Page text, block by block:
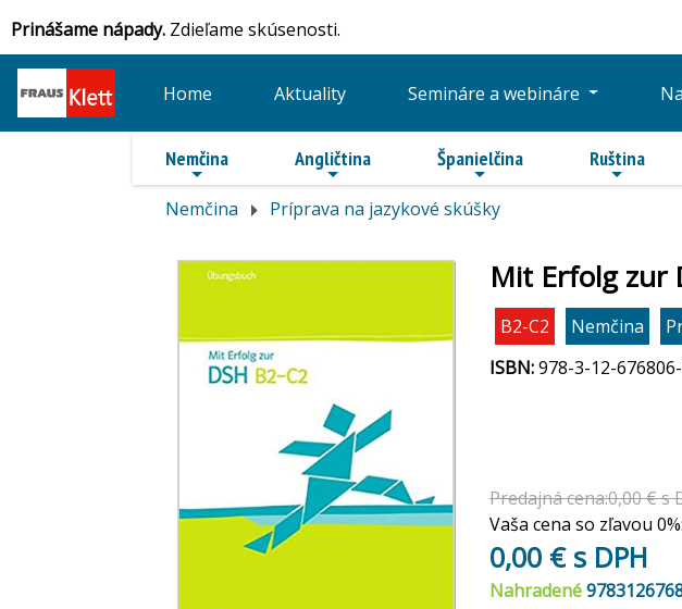
Prinášame nápady. Zdieľame skúsenosti.
Home Aktuality Semináre a webináre
Nemčina Angličtina Španielčina Ruština
Nemčina Príprava na jazykové skúšky
Mit Erfolg zur
B2-C2 Nemčina
ISBN:978-3-12-
Predajná cena:0,00 € s
Vaša cena so zľavou 0%:
0,00 € s DPH
Nahradené